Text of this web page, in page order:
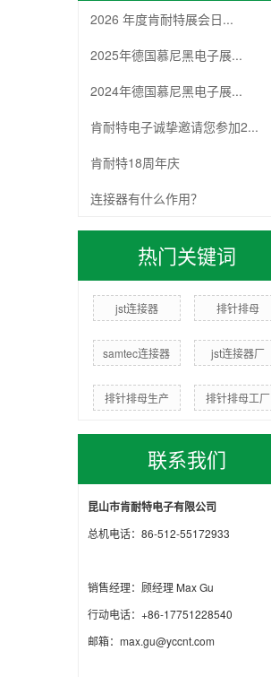
2026 年度肯耐特展会日...
2025年德国慕尼黑电子展...
2024年德国慕尼黑电子展...
肯耐特电子诚挚邀请您参加2...
肯耐特18周年庆
连接器有什么作用？
热门关键词
jst连接器 排针排母
samtec连接器 jst连接器厂
排针排母生产 排针排母工厂
联系我们
昆山市肯耐特电子有限公司
总机电话：86-512-55172933
销售经理：顾经理 Max Gu
行动电话：+86-17751228540
邮箱：max.gu@yccnt.com